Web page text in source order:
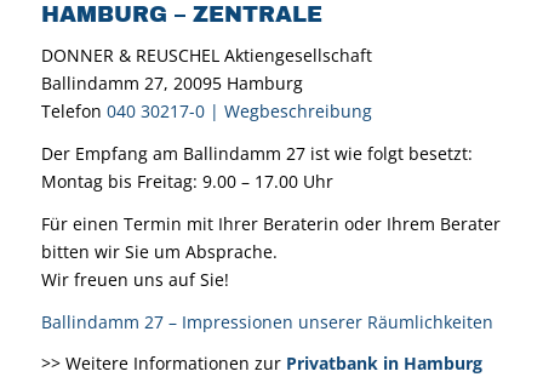
HAMBURG – ZENTRALE
DONNER & REUSCHEL Aktiengesellschaft
Ballindamm 27, 20095 Hamburg
Telefon 040 30217-0 | Wegbeschreibung
Der Empfang am Ballindamm 27 ist wie folgt besetzt:
Montag bis Freitag: 9.00 – 17.00 Uhr
Für einen Termin mit Ihrer Beraterin oder Ihrem Berater
bitten wir Sie um Absprache.
Wir freuen uns auf Sie!
Ballindamm 27 – Impressionen unserer Räumlichkeiten
>> Weitere Informationen zur Privatbank in Hamburg